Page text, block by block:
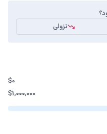
نزولی
$0
$1,000,000